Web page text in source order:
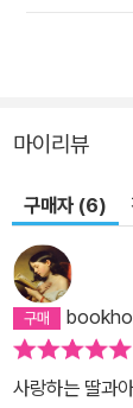
마이리뷰
구매자 (6)
사랑하는 딸과